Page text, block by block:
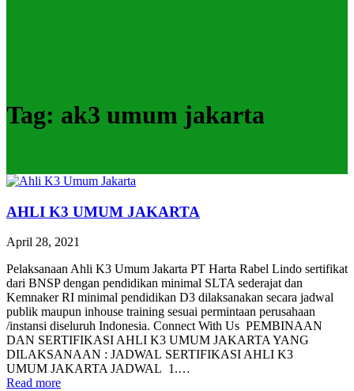
Tag: ak3 umum jakarta
AHLI K3 UMUM JAKARTA
April 28, 2021
Pelaksanaan Ahli K3 Umum Jakarta PT Harta Rabel Lindo sertifikat
dari BNSP dengan pendidikan minimal SLTA sederajat dan
Kemnaker RI minimal pendidikan D3 dilaksanakan secara jadwal
publik maupun inhouse training sesuai permintaan perusahaan
/instansi diseluruh Indonesia. Connect With Us PEMBINAAN
DAN SERTIFIKASI AHLI K3 UMUM JAKARTA YANG
DILAKSANAAN : JADWAL SERTIFIKASI AHLI K3
UMUM JAKARTA JADWAL 1.…
Read more